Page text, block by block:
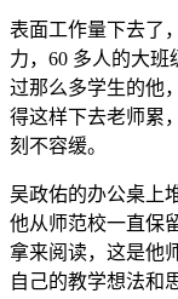
表面工作量下去了
力，60 多人的大
过那么多学生的他
得这样下去老师累
刻不容缓。
吴政佑的办公桌上
他从师范校一直保
拿来阅读，这是他
自己的教学想法和